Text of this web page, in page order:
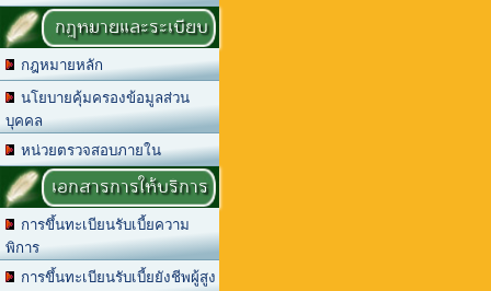
กฎหมายและระเบียบ
กฎหมายหลัก
นโยบายคุ้มครองข้อมูลส่วน
บุคคล
หน่วยตรวจสอบภายใน
เอกสารการให้บริการ
การขึ้นทะเบียนรับเบี้ยความ
พิการ
การขึ้นทะเบียนรับเบี้ยยังชีพผู้สูง